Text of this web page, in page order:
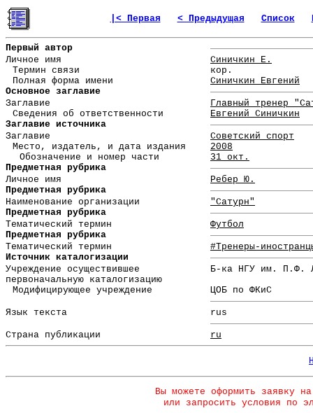
|< Первая < Предыдущая Список
Первый автор
Личное имя
Синичкин Е.
Термин связи
кор.
Полная форма имени
Синичкин Евгений
Основное заглавие
Заглавие
Главный тренер
Сведения об ответственности
Евгений Синичкин
Заглавие источника
Заглавие
Советский спорт
Место, издатель, и дата издания
2008
Обозначение и номер части
31 окт.
Предметная рубрика
Личное имя
Ребер Ю.
Предметная рубрика
Наименование организации
"Сатурн"
Предметная рубрика
Тематический термин
Футбол
Предметная рубрика
Тематический термин
#Тренеры-
Источник каталогизации
Учреждение осуществившее
первоначальную каталогизацию
Б-ка НГУ им. П.Ф.
Модифицирующее учреждение
ЦОБ по ФКиС
Язык текста rus
Страна публикации ru
Вы можете оформить заявку
или запросить условия по